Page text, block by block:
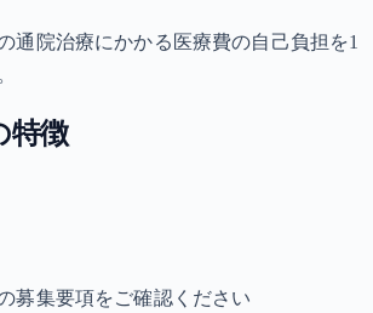
通院治療にかかる医療費の自己負担を1
特徴
募集要項をご確認ください